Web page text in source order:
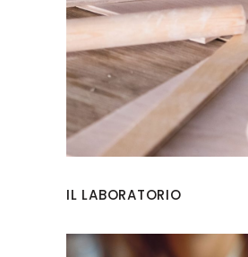
IL LABORATORIO